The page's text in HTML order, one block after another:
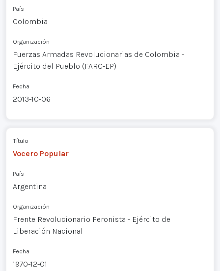
País
Colombia
Organización
Fuerzas Armadas Revolucionarias de Colombia -
Ejército del Pueblo (FARC-EP)
Fecha
2013-10-06
Título
Vocero Popular
País
Argentina
Organización
Frente Revolucionario Peronista - Ejército de
Liberación Nacional
Fecha
1970-12-01